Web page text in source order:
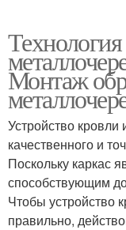
Монтаж
Устройство кровли
качественного и
Поскольку каркас
способствующим
Чтобы устройство
правильно,